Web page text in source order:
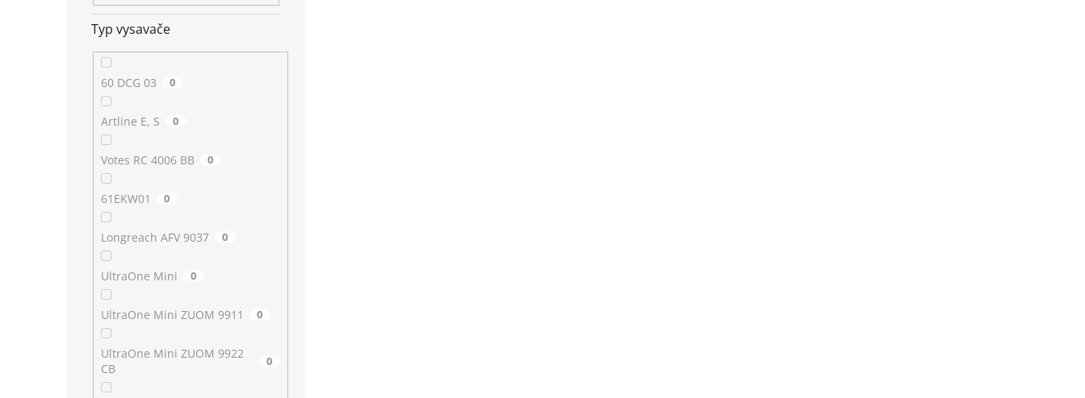
Typ vysavače
60 DCG 03 0
Artline E, S 0
Votes RC 4006 BB 0
61EKW01 0
Longreach AFV 9037 0
UltraOne Mini 0
UltraOne Mini ZUOM 9911 0
UltraOne Mini ZUOM 9922
CB
0